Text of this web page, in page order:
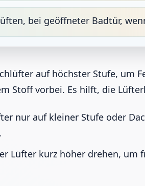
bei geöffneter Badtür,
auf höchster Stufe, um
Stoff vorbei. Es hilft, die
nur auf kleiner Stufe oder
Lüfter kurz höher drehen, um